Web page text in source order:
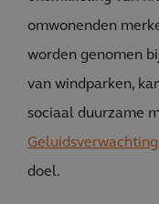
omwonenden
worden genomen
van windparken,
sociaal duurzame
doel.